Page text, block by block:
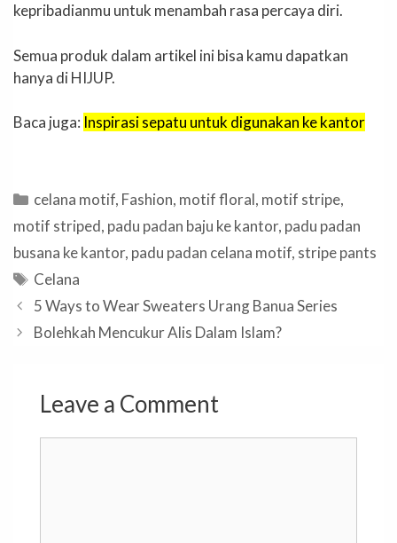
kepribadianmu untuk menambah rasa percaya diri.
Semua produk dalam artikel ini bisa kamu dapatkan
hanya di HIJUP.
Baca juga: Inspirasi sepatu untuk digunakan ke kantor
Categories
celana motif, Fashion, motif floral, motif stripe,
motif striped, padu padan baju ke kantor, padu padan
busana ke kantor, padu padan celana motif, stripe pants
Tags
Celana
5 Ways to Wear Sweaters Urang Banua Series
Bolehkah Mencukur Alis Dalam Islam?
Leave a Comment